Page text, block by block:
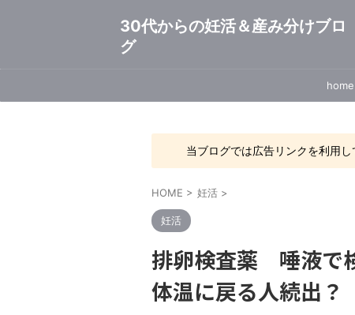
30代からの妊活＆産み分けブロ
グ
home
当ブログでは広告リンクを利用し
HOME > 妊活 >
妊活
排卵検査薬 唾液で
体温に戻る人続出？